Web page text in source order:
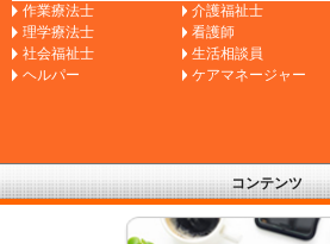
作業療法士 介護福祉士
理学療法士
看護師
社会福祉士
生活相談員
ヘルパー
ケアマネージャー
コンテンツ